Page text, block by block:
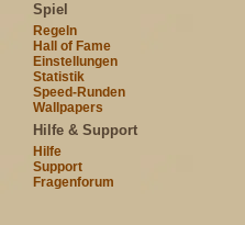
Spiel
Regeln
Hall of Fame
Einstellungen
Statistik
Speed-Runden
Wallpapers
Hilfe & Support
Hilfe
Support
Fragenforum